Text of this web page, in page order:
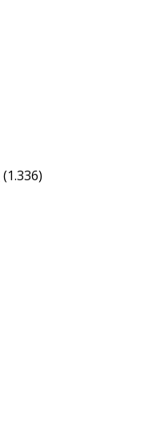
(1.336)